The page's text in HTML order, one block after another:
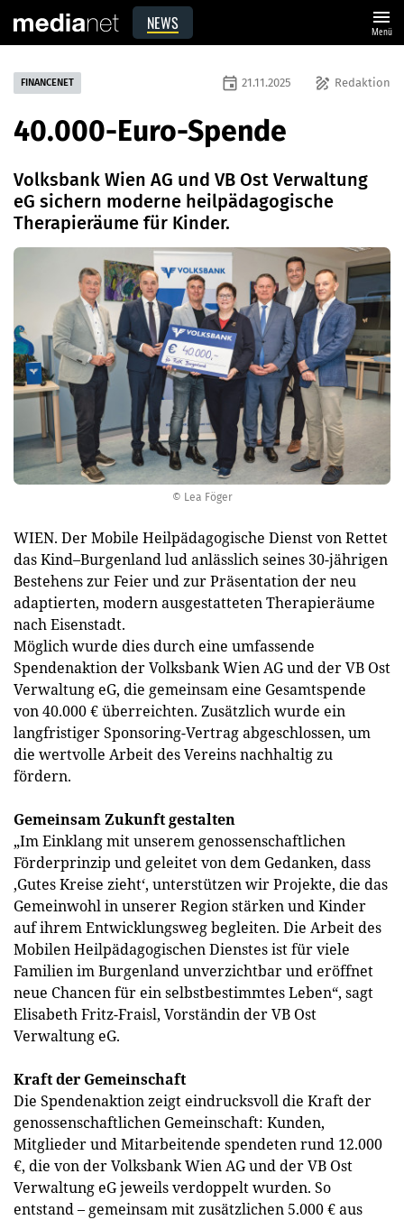
NEWS menu
Menü
© Lea Föger
FINANCENET draw Redaktion
event 21.11.2025
40.000-Euro-Spende
Volksbank Wien AG und VB Ost Verwaltung
eG sichern moderne heilpädagogische
Therapieräume für Kinder.
WIEN. Der Mobile Heilpäda­gogische Dienst von Rettet
das Kind–Burgenland lud anlässlich seines 30-jährigen
Bestehens zur Feier und zur Präsentation der neu
adaptierten, modern ausgestatteten Therapieräume
nach Eisenstadt.
Möglich wurde dies durch eine umfassende
Spendenaktion der Volksbank Wien AG und der VB Ost
Verwaltung eG, die gemeinsam eine Gesamtspende
von 40.000 € überreichten. Zusätzlich wurde ein
langfristiger Sponsoring-Vertrag abgeschlossen, um
die wertvolle Arbeit des Vereins nachhaltig zu
fördern.
Gemeinsam Zukunft gestalten
„Im Einklang mit unserem genossenschaftlichen
Förder­prinzip und geleitet von dem Gedanken, dass
‚Gutes Kreise zieht‘, unterstützen wir Projekte, die das
Gemeinwohl in unserer Region stärken und Kinder
auf ihrem Entwicklungsweg begleiten. Die Arbeit des
Mobilen Heilpädagogischen Dienstes ist für viele
Familien im Burgenland unverzichtbar und eröffnet
neue Chancen für ein selbstbestimmtes Leben“, sagt
Elisabeth Fritz-Fraisl, Vorständin der VB Ost
Verwaltung eG.
Kraft der Gemeinschaft
Die Spendenaktion zeigt eindrucksvoll die Kraft der
genossenschaftlichen Gemeinschaft: Kunden,
Mitglieder und Mit­arbeitende spendeten rund 12.000
€, die von der Volksbank Wien AG und der VB Ost
Verwaltung eG jeweils verdoppelt wurden. So
entstand – gemeinsam mit zusätzlichen 5.000 € aus